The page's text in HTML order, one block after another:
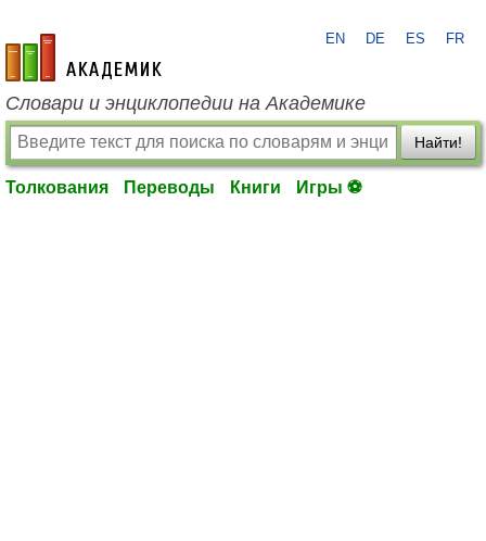
academic.ru
EN DE ES FR
Словари и энциклопедии на Академике
Найти!
Толкования Переводы Книги Игры ⚽